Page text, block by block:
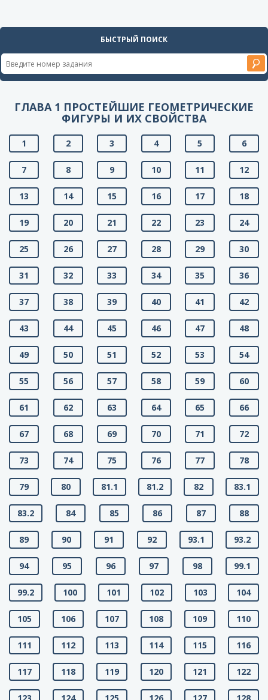
БЫСТРЫЙ ПОИСК
ГЛАВА 1 ПРОСТЕЙШИЕ ГЕОМЕТРИЧЕСКИЕ
ФИГУРЫ И ИХ СВОЙСТВА
1 2 3 4 5 6
7 8 9 10 11 12
13 14 15 16 17 18
19 20 21 22 23 24
25 26 27 28 29 30
31 32 33 34 35 36
37 38 39 40 41 42
43 44 45 46 47 48
49 50 51 52 53 54
55 56 57 58 59 60
61 62 63 64 65 66
67 68 69 70 71 72
73 74 75 76 77 78
79 80 81.1 81.2 82 83.1
83.2 84 85 86 87 88
89 90 91 92 93.1 93.2
94 95 96 97 98 99.1
99.2 100 101 102 103 104
105 106 107 108 109 110
111 112 113 114 115 116
117 118 119 120 121 122